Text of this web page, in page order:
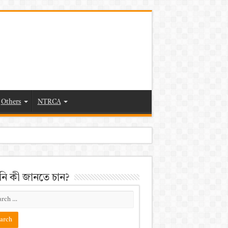
Others NTRCA
কী জানতে চান?